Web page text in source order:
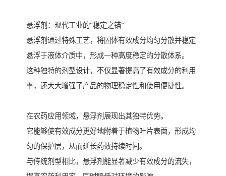
悬浮剂：现代工业的“稳定之锚”
悬浮剂通过特殊工艺，将固体有效成分均匀分散并稳定
悬浮于液体介质中，形成一种高度稳定的分散体系。
这种独特的剂型设计，不仅显著提高了有效成分的利用
率，还大大增强了产品的物理稳定性和使用便捷性。
在农药应用领域，悬浮剂展现出其独特优势。
它能够使有效成分更好地附着于植物叶片表面，形成均
匀的保护层，从而延长药效持续时间。
与传统剂型相比，悬浮剂能显著减少有效成分的流失，